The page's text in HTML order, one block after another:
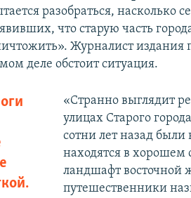
разобраться, насколько
что старую часть
Журналист издания
деле обстоит ситуация.
«Странно выглядит
улицах Старого
сотни лет назад
находятся в хорошем
ландшафт
путешественники